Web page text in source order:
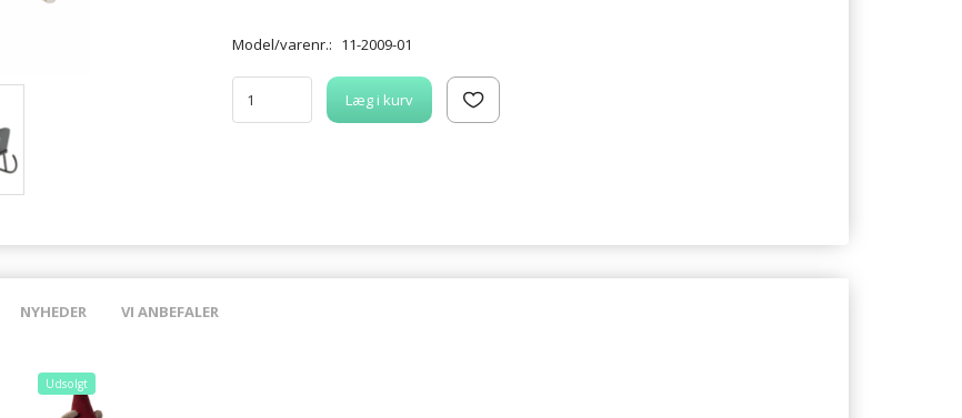
Model/varenr.: 11-2009-01
Læg i kurv
NYHEDER VI ANBEFALER
Udsolgt